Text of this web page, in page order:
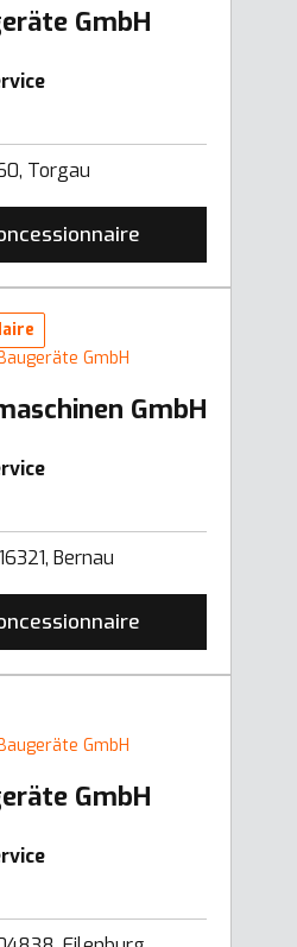
GmbH
Torgau
GmbH
GmbH
Bernau
GmbH
GmbH